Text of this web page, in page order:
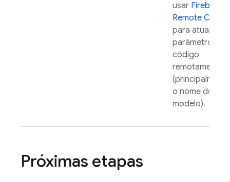
usar Firebase
Remote Config
para atualizar
parâmetros no
código
remotamente
(principalmente
o nome do
modelo).
Próximas etapas